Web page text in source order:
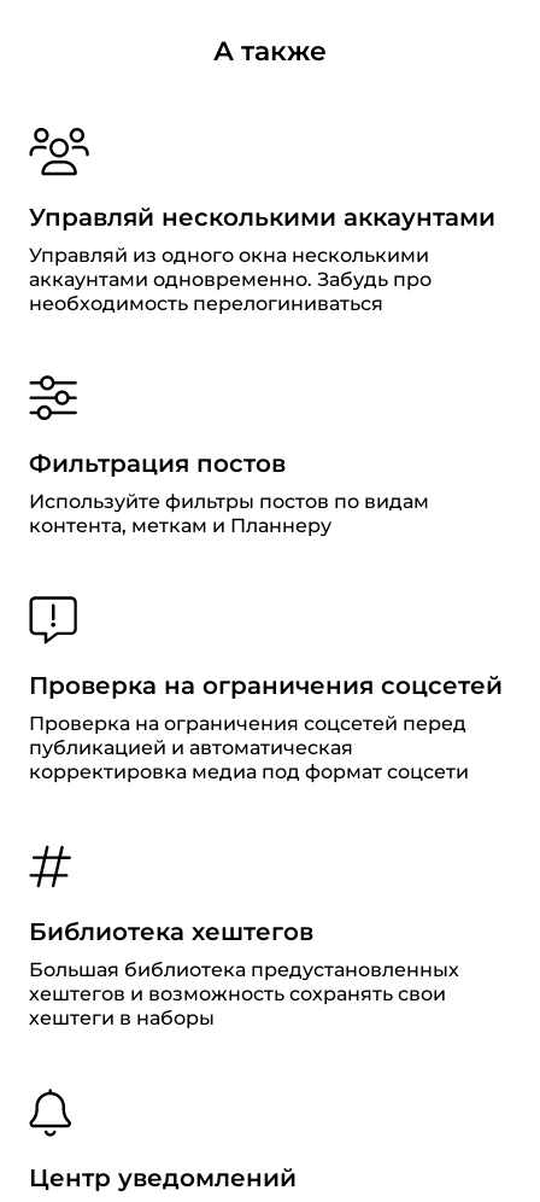
А также
Управляй несколькими аккаунтами
Управляй из одного окна несколькими
аккаунтами одновременно. Забудь про
необходимость перелогиниваться
Фильтрация постов
Используйте фильтры постов по видам
контента, меткам и Планнеру
Проверка на ограничения соцсетей
Проверка на ограничения соцсетей перед
публикацией и автоматическая
корректировка медиа под формат соцсети
Библиотека хештегов
Большая библиотека предустановленных
хештегов и возможность сохранять свои
хештеги в наборы
Центр уведомлений